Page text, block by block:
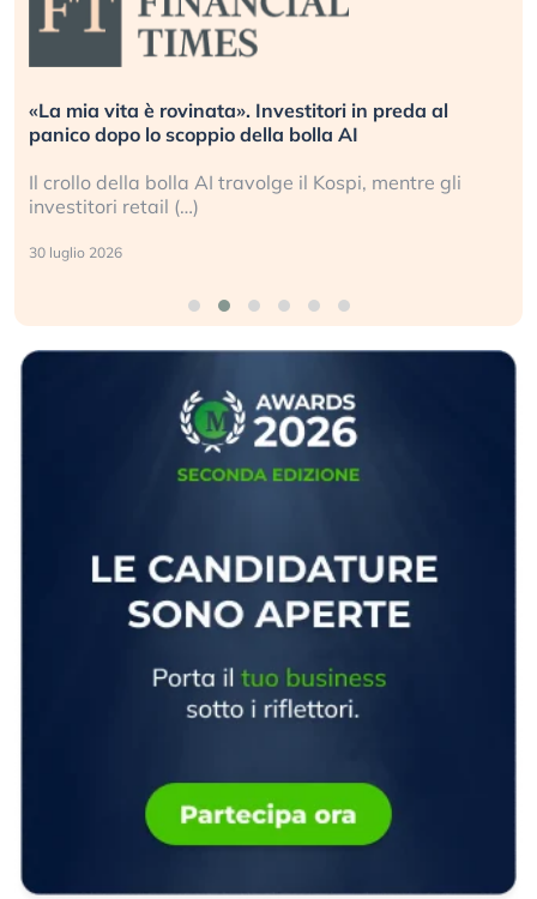
«La mia vita è rovinata». Investitori in preda al
panico dopo lo scoppio della bolla AI
Il crollo della bolla AI travolge il Kospi, mentre gli
investitori retail (…)
30 luglio 2026